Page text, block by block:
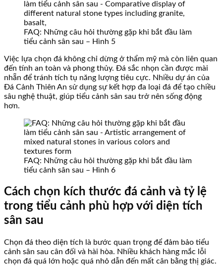
FAQ: Những câu hỏi thường gặp khi bắt đầu làm
tiểu cảnh sân sau – Hình 5
Việc lựa chọn đá không chỉ dừng ở thẩm mỹ mà còn liên quan
đến tính an toàn và phong thủy. Đá sắc nhọn cần được mài
nhẵn để tránh tích tụ năng lượng tiêu cực. Nhiều dự án của
Đá Cảnh Thiên An sử dụng sự kết hợp đa loại đá để tạo chiều
sâu nghệ thuật, giúp tiểu cảnh sân sau trở nên sống động
hơn.
FAQ: Những câu hỏi thường gặp khi bắt đầu làm
tiểu cảnh sân sau – Hình 6
Cách chọn kích thước đá cảnh và tỷ lệ
trong tiểu cảnh phù hợp với diện tích
sân sau
Chọn đá theo diện tích là bước quan trọng để đảm bảo tiểu
cảnh sân sau cân đối và hài hòa. Nhiều khách hàng mắc lỗi
chọn đá quá lớn hoặc quá nhỏ dẫn đến mất cân bằng thị giác.